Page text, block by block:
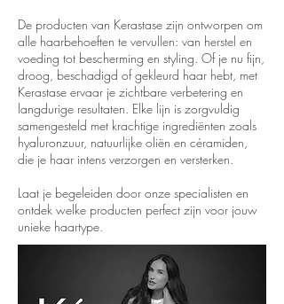
De producten van Kerastase zijn ontworpen om
alle haarbehoeften te vervullen: van herstel en
voeding tot bescherming en styling. Of je nu fijn,
droog, beschadigd of gekleurd haar hebt, met
Kerastase ervaar je zichtbare verbetering en
langdurige resultaten. Elke lijn is zorgvuldig
samengesteld met krachtige ingrediënten zoals
hyaluronzuur, natuurlijke oliën en céramiden,
die je haar intens verzorgen en versterken.
Laat je begeleiden door onze specialisten en
ontdek welke producten perfect zijn voor jouw
unieke haartype.